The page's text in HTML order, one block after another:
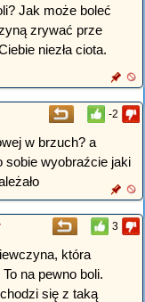
Jak może boleć
zrywać prze
niezła ciota.
-2
w brzuch? a
sobie wyobraźcie jaki
3
która
na pewno boli.
się z taką